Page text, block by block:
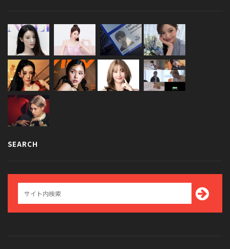
SEARCH